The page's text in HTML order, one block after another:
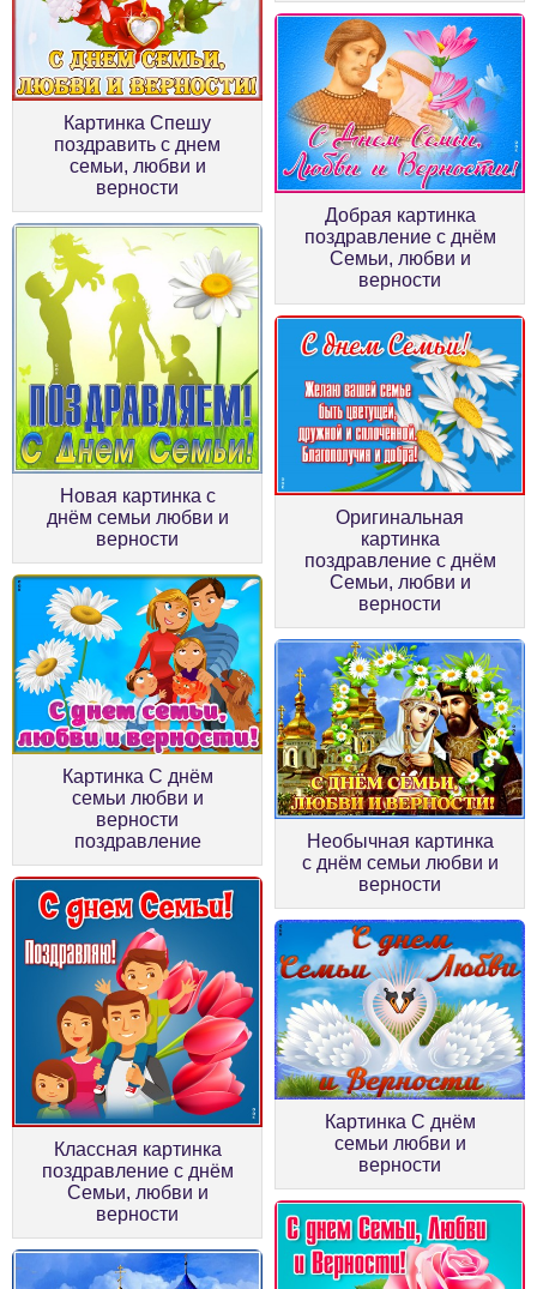
Картинка Спешу
поздравить с днем
семьи, любви и
верности
Добрая картинка
поздравление с днём
Семьи, любви и
верности
Новая картинка с
днём семьи любви и
верности
Оригинальная
картинка
поздравление с днём
Семьи, любви и
верности
Картинка С днём
семьи любви и
верности
поздравление
Необычная картинка
с днём семьи любви и
верности
Классная картинка
поздравление с днём
Семьи, любви и
верности
Картинка С днём
семьи любви и
верности